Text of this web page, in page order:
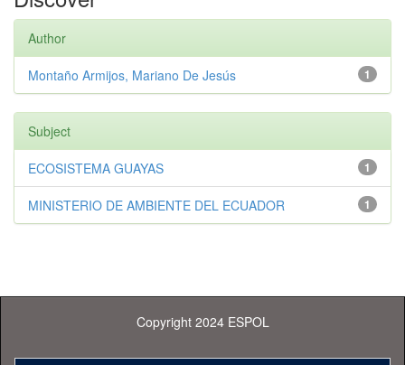
Author
1
Montaño Armijos, Mariano De Jesús
Subject
1
ECOSISTEMA GUAYAS
1
MINISTERIO DE AMBIENTE DEL ECUADOR
Copyright 2024 ESPOL